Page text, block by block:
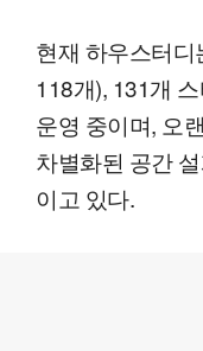
현재 하우스터
118개), 131개
운영 중이며, 오
차별화된 공간
이고 있다.